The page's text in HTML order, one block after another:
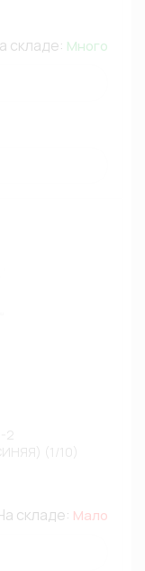
складе: Много
складе: Мало